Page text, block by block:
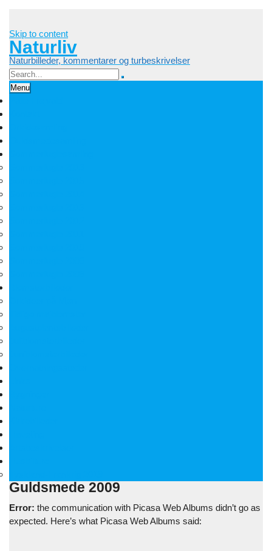
Skip to content
Naturliv
Naturbilleder, kommentarer og turbeskrivelser
Menu
Guldsmede 2009
Error: the communication with Picasa Web Albums didn’t go as
expected. Here’s what Picasa Web Albums said: